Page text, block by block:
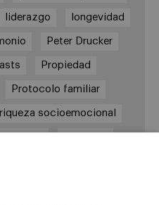
liderazgo longevidad
Peter Drucker
Propiedad
Protocolo familiar
riqueza socioemocional